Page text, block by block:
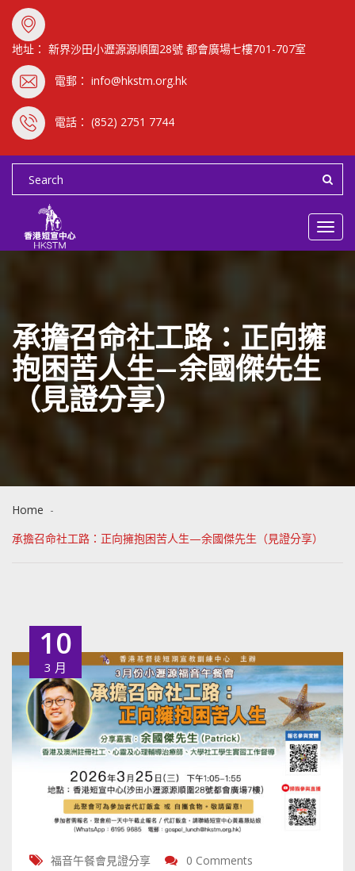
地址： 新界沙田小瀝源源順圍28號 都會廣場七樓701-707室
電郵： info@hkstm.org.hk
電話： (852) 2751 7744
承擔召命社工路：正向擁
抱困苦人生—余國傑先生
（見證分享）
Home
承擔召命社工路：正向擁抱困苦人生—余國傑先生（見證分享）
10
3 月
福音午餐會見證分享 0 Comments